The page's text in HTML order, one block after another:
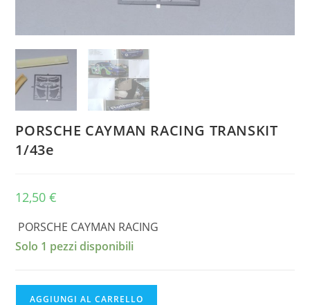
PORSCHE CAYMAN RACING TRANSKIT
1/43e
12,50€
PORSCHE CAYMAN RACING
Solo 1 pezzi disponibili
AGGIUNGI AL CARRELLO